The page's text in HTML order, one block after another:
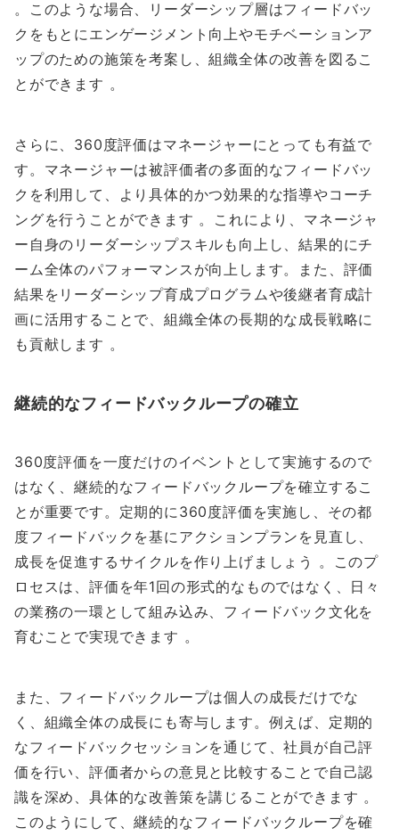
。このような場合、リーダーシップ層はフィードバッ
クをもとにエンゲージメント向上やモチベーションア
ップのための施策を考案し、組織全体の改善を図るこ
とができます 。
さらに、360度評価はマネージャーにとっても有益で
す。マネージャーは被評価者の多面的なフィードバッ
クを利用して、より具体的かつ効果的な指導やコーチ
ングを行うことができます 。これにより、マネージャ
ー自身のリーダーシップスキルも向上し、結果的にチ
ーム全体のパフォーマンスが向上します。また、評価
結果をリーダーシップ育成プログラムや後継者育成計
画に活用することで、組織全体の長期的な成長戦略に
も貢献します 。
継続的なフィードバックループの確立
360度評価を一度だけのイベントとして実施するので
はなく、継続的なフィードバックループを確立するこ
とが重要です。定期的に360度評価を実施し、その都
度フィードバックを基にアクションプランを見直し、
成長を促進するサイクルを作り上げましょう 。このプ
ロセスは、評価を年1回の形式的なものではなく、日々
の業務の一環として組み込み、フィードバック文化を
育むことで実現できます 。
また、フィードバックループは個人の成長だけでな
く、組織全体の成長にも寄与します。例えば、定期的
なフィードバックセッションを通じて、社員が自己評
価を行い、評価者からの意見と比較することで自己認
識を深め、具体的な改善策を講じることができます 。
このようにして、継続的なフィードバックループを確